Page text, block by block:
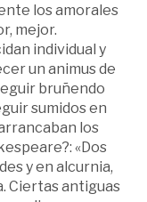
los amorales
mejor.
individual y
un animus de
bruñendo
sumidos en
los
«Dos
y en alcurnia,
Ciertas antiguas